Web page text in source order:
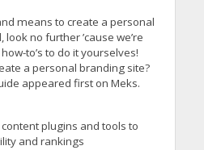
means to create a personal
look no further ’cause we’re
to’s to do it yourselves!
a personal branding site?
appeared first on Meks.
plugins and tools to
and rankings